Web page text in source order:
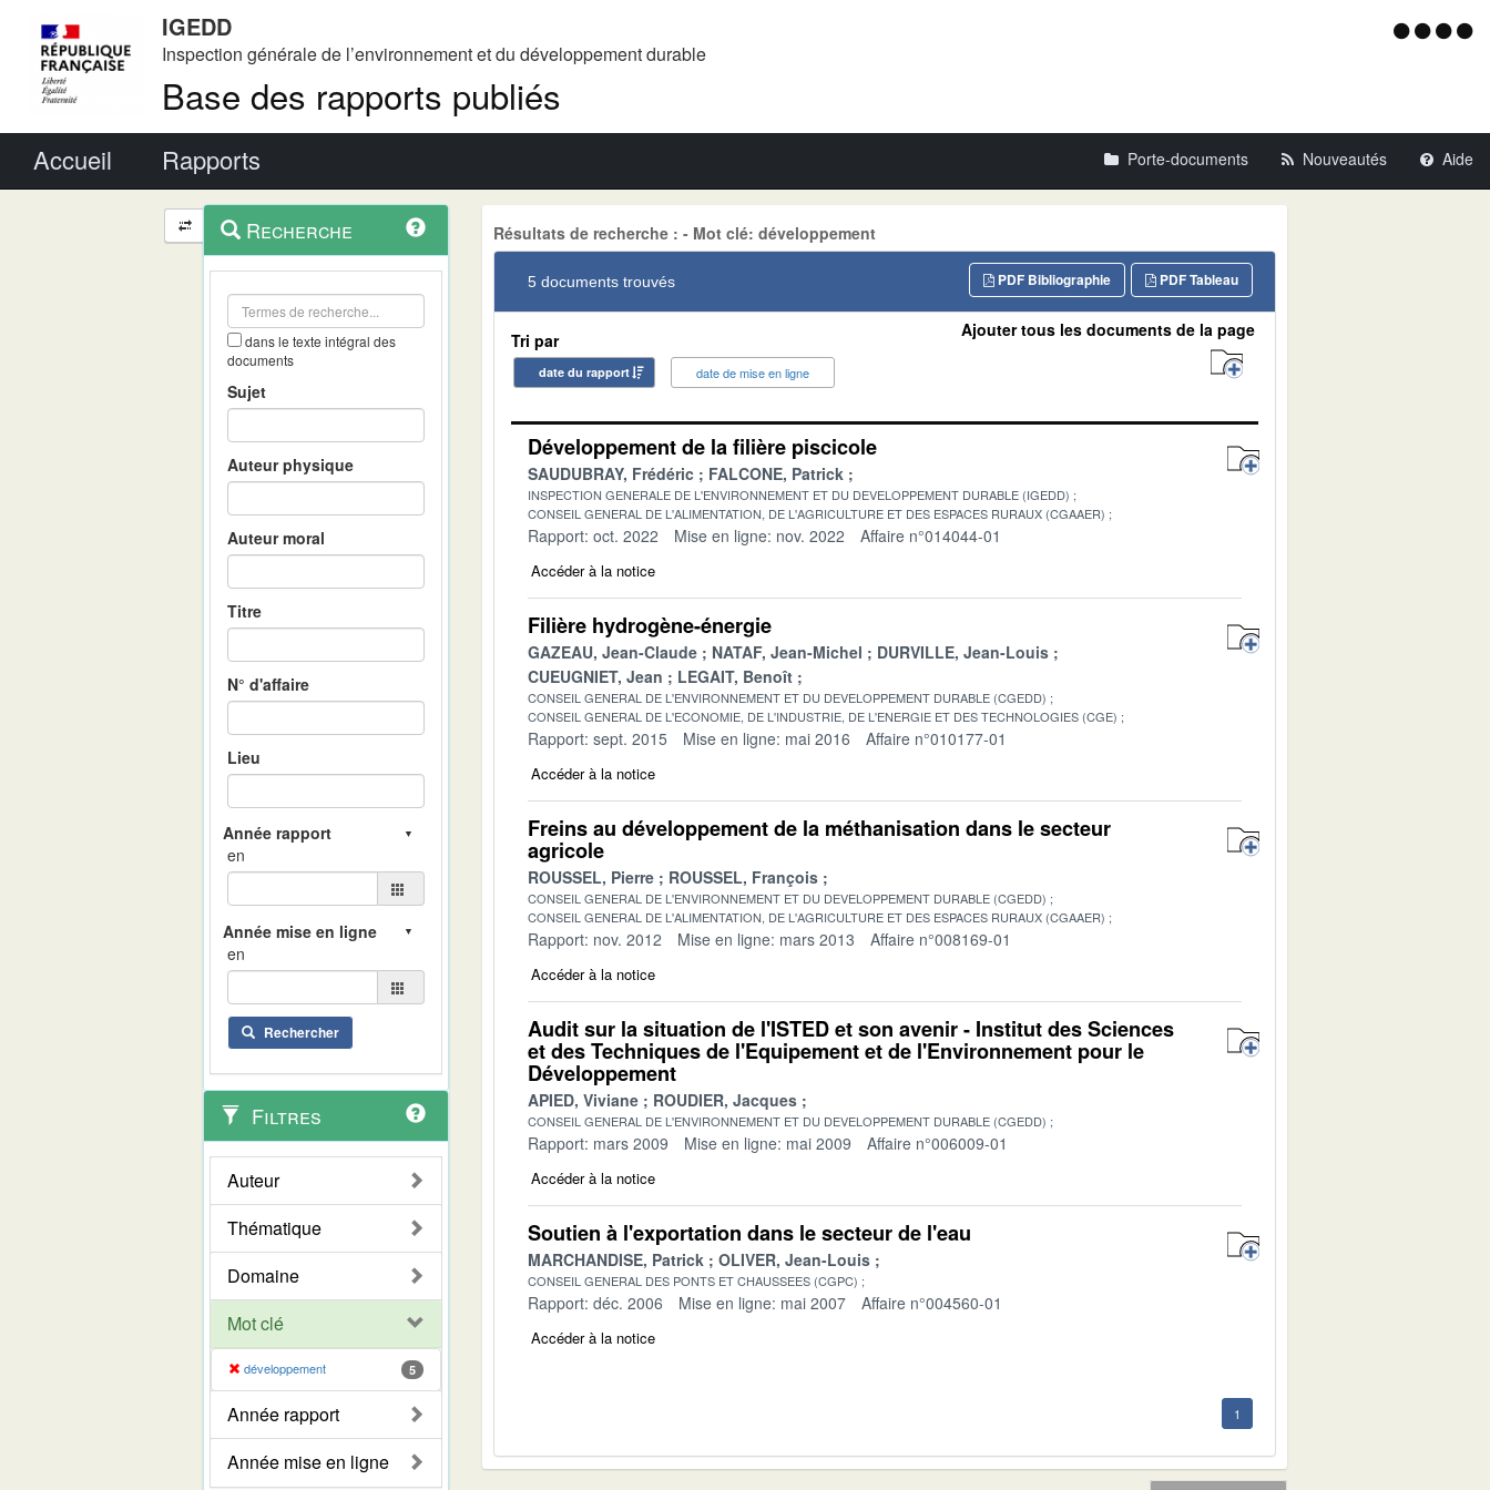
IGEDD
Inspection générale de l’environnement et du développement durable
Base des rapports publiés
Menu
Accueil Rapports Porte-documents Nouveautés Aide
Navigation
et
outils
contextuel
Recherche
dans le texte intégral des
documents
Sujet
Auteur physique
Auteur moral
Titre
N° d'affaire
Lieu
en
en
Rechercher
Filtres
Auteur
Thématique
Domaine
Mot clé
développement 5
Année rapport
Année mise en ligne
Résultats de recherche : - Mot clé: développement
5 documents trouvés PDF Tableau
PDF Bibliographie
Tri par
date du rapport date de mise en ligne
Ajouter tous les documents de la page
Développement de la filière piscicole
SAUDUBRAY, Frédéric FALCONE, Patrick
INSPECTION GENERALE DE L'ENVIRONNEMENT ET DU DEVELOPPEMENT DURABLE (IGEDD)
CONSEIL GENERAL DE L'ALIMENTATION, DE L'AGRICULTURE ET DES ESPACES RURAUX (CGAAER)
Rapport: oct. 2022 Mise en ligne: nov. 2022 Affaire n°014044-01
Accéder à la notice
Filière hydrogène-énergie
GAZEAU, Jean-Claude NATAF, Jean-Michel
DURVILLE, Jean-Louis
CUEUGNIET, Jean
LEGAIT, Benoît
CONSEIL GENERAL DE L'ENVIRONNEMENT ET DU DEVELOPPEMENT DURABLE (CGEDD)
CONSEIL GENERAL DE L'ECONOMIE, DE L'INDUSTRIE, DE L'ENERGIE ET DES TECHNOLOGIES (CGE)
Rapport: sept. 2015 Mise en ligne: mai 2016 Affaire n°010177-01
Accéder à la notice
Freins au développement de la méthanisation dans le secteur
agricole
ROUSSEL, Pierre ROUSSEL, François
CONSEIL GENERAL DE L'ENVIRONNEMENT ET DU DEVELOPPEMENT DURABLE (CGEDD)
CONSEIL GENERAL DE L'ALIMENTATION, DE L'AGRICULTURE ET DES ESPACES RURAUX (CGAAER)
Rapport: nov. 2012 Mise en ligne: mars 2013 Affaire n°008169-01
Accéder à la notice
Audit sur la situation de l'ISTED et son avenir - Institut des Sciences
et des Techniques de l'Equipement et de l'Environnement pour le
Développement
APIED, Viviane ROUDIER, Jacques
CONSEIL GENERAL DE L'ENVIRONNEMENT ET DU DEVELOPPEMENT DURABLE (CGEDD)
Rapport: mars 2009 Mise en ligne: mai 2009 Affaire n°006009-01
Accéder à la notice
Soutien à l'exportation dans le secteur de l'eau
MARCHANDISE, Patrick OLIVER, Jean-Louis
CONSEIL GENERAL DES PONTS ET CHAUSSEES (CGPC)
Rapport: déc. 2006 Mise en ligne: mai 2007 Affaire n°004560-01
Accéder à la notice
1